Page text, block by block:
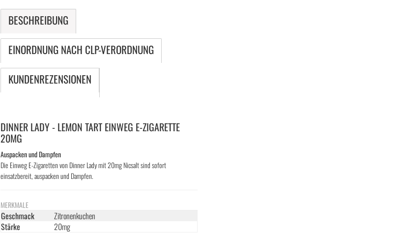
BESCHREIBUNG
EINORDNUNG NACH CLP-VERORDNUNG
KUNDENREZENSIONEN
DINNER LADY - LEMON TART EINWEG E-ZIGARETTE
20MG
Auspacken und Dampfen
Die Einweg E-Zigaretten von Dinner Lady mit 20mg Nicsalt sind sofort
einsatzbereit, auspacken und Dampfen.
MERKMALE
Geschmack
Zitronenkuchen
Stärke
20mg